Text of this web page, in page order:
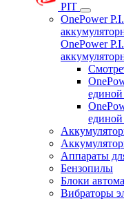
PIT
OnePower
OnePower
Аппараты
Бензопилы
Блоки
Вибраторы